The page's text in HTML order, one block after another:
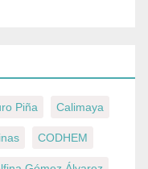
Piña Calimaya
CODHEM